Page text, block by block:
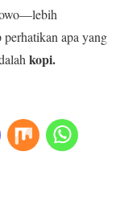
apa yang
kopi.